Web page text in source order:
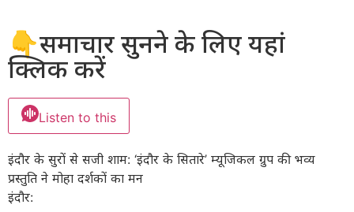
👇समाचार सुनने के लिए यहां
क्लिक करें
Listen to this
इंदौर के सुरों से सजी शाम: ‘इंदौर के सितारे’ म्यूजिकल ग्रुप की भव्य
प्रस्तुति ने मोहा दर्शकों का मन
इंदौर: